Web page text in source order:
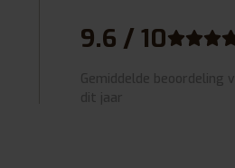
9.6 / 10
Gemiddelde beoordeling
dit jaar